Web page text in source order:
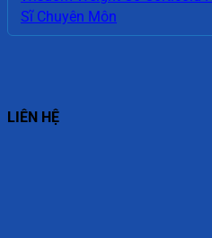
Sĩ Chuyên Môn
LIÊN HỆ